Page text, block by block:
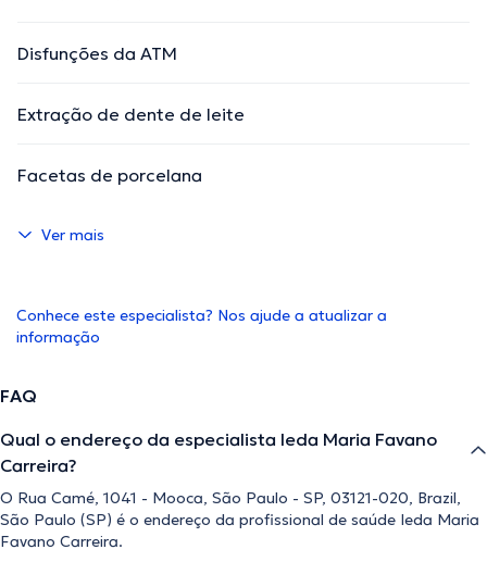
Disfunções da ATM
Extração de dente de leite
Facetas de porcelana
Ver mais
Conhece este especialista? Nos ajude a atualizar a
informação
FAQ
Qual o endereço da especialista Ieda Maria Favano
Carreira?
O Rua Camé, 1041 - Mooca, São Paulo - SP, 03121-020, Brazil,
São Paulo (SP) é o endereço da profissional de saúde Ieda Maria
Favano Carreira.